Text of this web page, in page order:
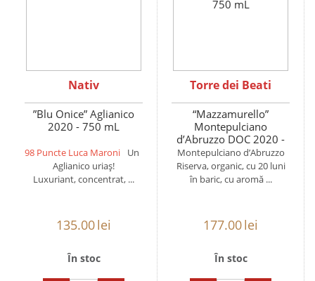
Nativ
”Blu Onice” Aglianico
2020 - 750 mL
98 Puncte Luca Maroni
Un
Aglianico uriaș!
Luxuriant, concentrat, ...
135.00lei
În stoc
Torre dei Beati
“Mazzamurello”
Montepulciano
d’Abruzzo DOC 2020 -
750 mL
Montepulciano d’Abruzzo
Riserva, organic, cu 20 luni
în baric, cu aromă ...
177.00lei
În stoc